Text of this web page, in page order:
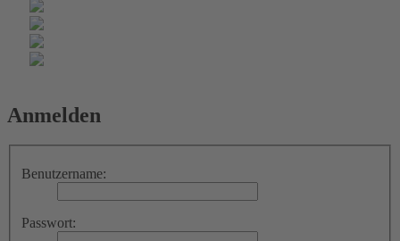
Anmelden
Benutzername:
Passwort: